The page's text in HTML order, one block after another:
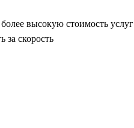
высокую стоимость услуг
за скорость